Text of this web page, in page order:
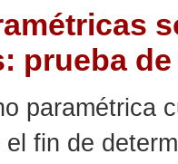
prueba
paramétrica
fin de